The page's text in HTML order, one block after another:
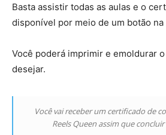
Basta assistir todas as aulas e o
disponível por meio de um botão
Você poderá imprimir e emoldurar
desejar.
Você vai receber um certificado de
Reels Queen assim que